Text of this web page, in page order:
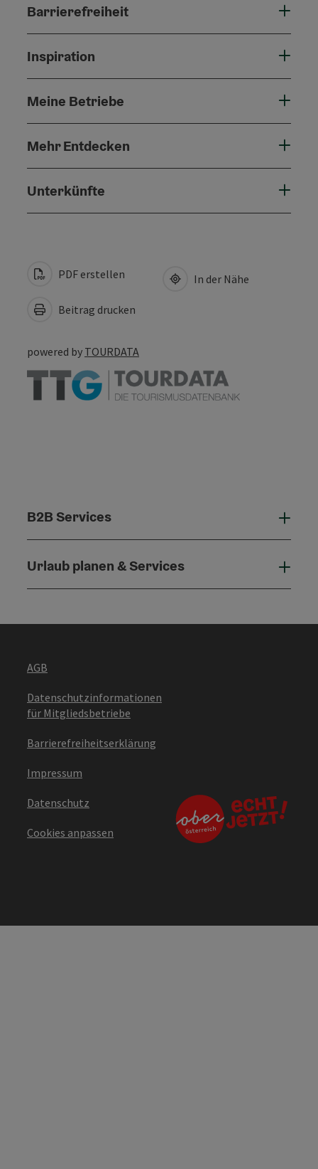
Barrierefreiheit
Inspiration
Meine Betriebe
Mehr Entdecken
Unterkünfte
PDF erstellen
Beitrag drucken
In der Nähe
powered by TOURDATA
B2B Services
Urlaub planen & Services
AGB
Datenschutzinformationen
für Mitgliedsbetriebe
Barrierefreiheitserklärung
Impressum
Datenschutz
Cookies anpassen